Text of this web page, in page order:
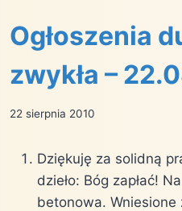
Ogłoszenia
zwykła –
22 sierpnia 2010
Dziękuję za solidną
dzieło: Bóg zapłać!
betonowa. Wniesione